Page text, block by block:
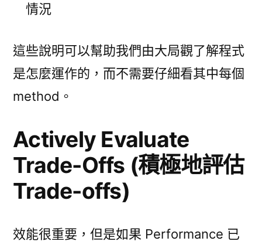
情況
這些說明可以幫助我們由大局觀了解程式
是怎麼運作的，而不需要仔細看其中每個
method。
Actively Evaluate
Trade-Offs (積極地評估
Trade-offs)
效能很重要，但是如果 Performance 已